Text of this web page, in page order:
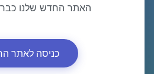
האתר החדש שלנו
כניסה לאתר